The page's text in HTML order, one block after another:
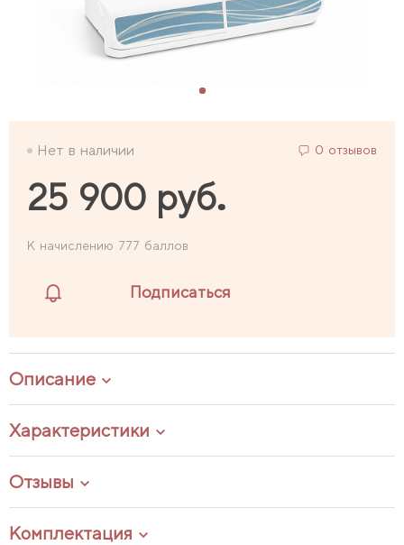
Нет в наличии 0 отзывов
25 900 руб.
К начислению 777 баллов
Подписаться
Описание
Характеристики
Отзывы
Комплектация